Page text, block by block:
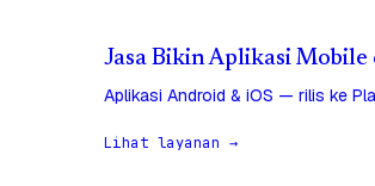
Jasa Bikin Aplikasi Mobile
Aplikasi Android & iOS — rilis ke
Lihat layanan →